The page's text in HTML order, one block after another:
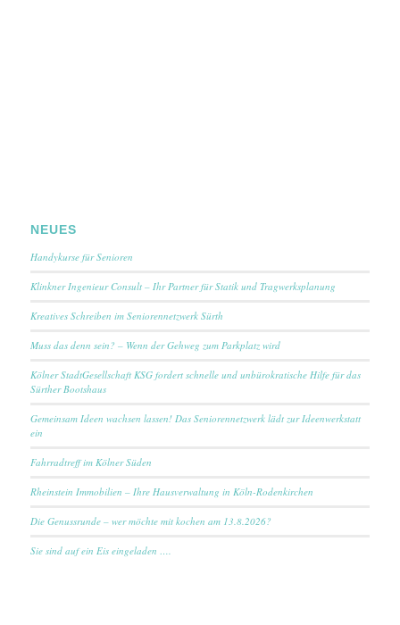
NEUES
Handykurse für Senioren
Klinkner Ingenieur Consult – Ihr Partner für Statik und Tragwerksplanung
Kreatives Schreiben im Seniorennetzwerk Sürth
Muss das denn sein? – Wenn der Gehweg zum Parkplatz wird
Kölner StadtGesellschaft KSG fordert schnelle und unbürokratische Hilfe für das
Sürther Bootshaus
Gemeinsam Ideen wachsen lassen! Das Seniorennetzwerk lädt zur Ideenwerkstatt
ein
Fahrradtreff im Kölner Süden
Rheinstein Immobilien – Ihre Hausverwaltung in Köln-Rodenkirchen
Die Genussrunde – wer möchte mit kochen am 13.8.2026?
Sie sind auf ein Eis eingeladen ….